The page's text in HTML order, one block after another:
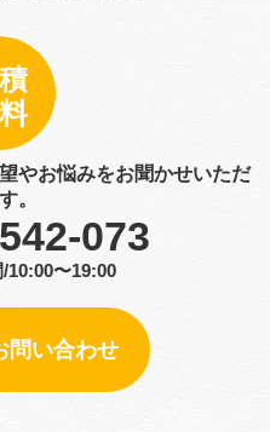
やお悩みをお聞かせいただ
。
073
10:00〜19:00
問い合わせ